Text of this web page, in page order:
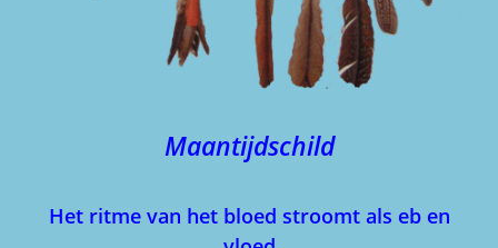
Maantijdschild
Het ritme van het bloed stroomt als eb en